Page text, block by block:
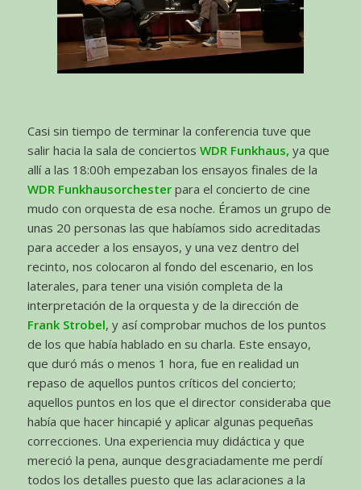
Casi sin tiempo de terminar la conferencia tuve que
salir hacia la sala de conciertos WDR Funkhaus, ya que
allí a las 18:00h empezaban los ensayos finales de la
WDR Funkhausorchesterpara el concierto de cine
mudo con orquesta de esa noche. Éramos un grupo de
unas 20 personas las que habíamos sido acreditadas
para acceder a los ensayos, y una vez dentro del
recinto, nos colocaron al fondo del escenario, en los
laterales, para tener una visión completa de la
interpretación de la orquesta y de la dirección de
Frank Strobel, y así comprobar muchos de los puntos
de los que había hablado en su charla. Este ensayo,
que duró más o menos 1 hora, fue en realidad un
repaso de aquellos puntos críticos del concierto;
aquellos puntos en los que el director consideraba que
había que hacer hincapié y aplicar algunas pequeñas
correcciones. Una experiencia muy didáctica y que
mereció la pena, aunque desgraciadamente me perdí
todos los detalles puesto que las aclaraciones a la